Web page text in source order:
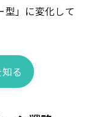
型」に変化して
る